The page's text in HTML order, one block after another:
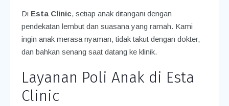
Di Esta Clinic, setiap anak ditangani dengan
pendekatan lembut dan suasana yang ramah. Kami
ingin anak merasa nyaman, tidak takut dengan dokter,
dan bahkan senang saat datang ke klinik.
Layanan Poli Anak di Esta
Clinic